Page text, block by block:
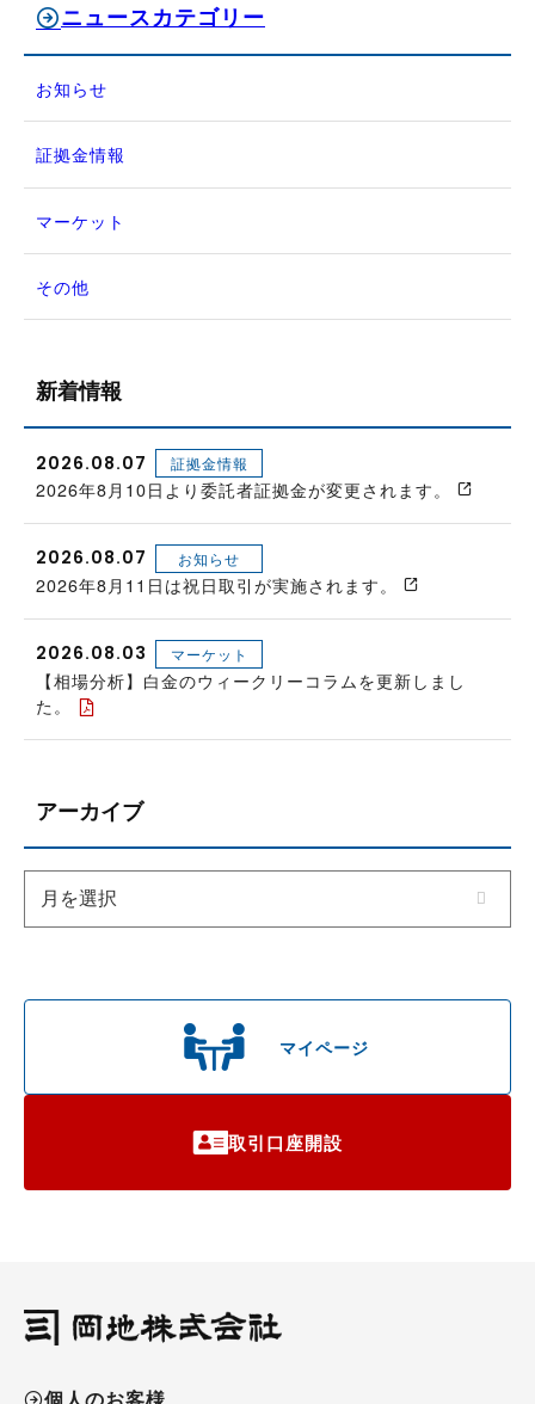
マイページ
取引口座開設
ニュースカテゴリー
お知らせ
証拠金情報
マーケット
その他
新着情報
2026.08.07 証拠金情報
2026年8月10日より委託者証拠金が変更されます。
2026.08.07 お知らせ
2026年8月11日は祝日取引が実施されます。
2026.08.03 マーケット
【相場分析】白金のウィークリーコラムを更新しまし
た。
アーカイブ